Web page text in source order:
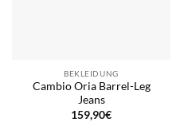
BEKLEIDUNG
Cambio Oria Barrel-Leg
Jeans
159,90€